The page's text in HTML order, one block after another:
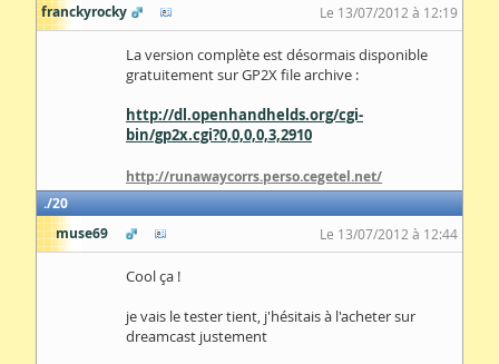
franckyrocky
Le 13/07/2012 à 12:19
La version complète est désormais disponible
gratuitement sur GP2X file archive :
http://dl.openhandhelds.org/cgi-
bin/gp2x.cgi?0,0,0,0,3,2910
http://runawaycorrs.perso.cegetel.net/
20
muse69
Le 13/07/2012 à 12:44
Cool ça !
je vais le tester tient, j'hésitais à l'acheter sur
dreamcast justement